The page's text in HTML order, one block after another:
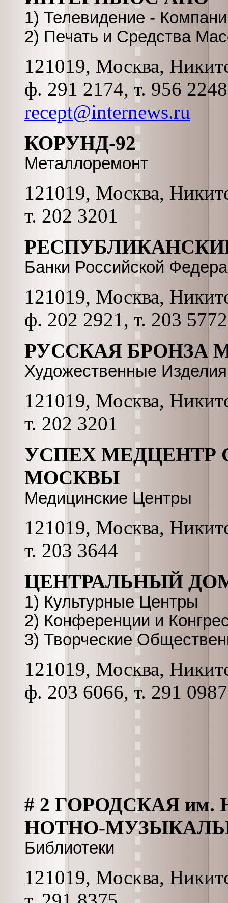
1) Телевидение -
2) Печать и Средства
121019, Москва,
ф. 291 2174, т. 956
recept@internews.ru
КОРУНД-92
Металлоремонт
121019, Москва,
т. 202 3201
Банки Российской
121019, Москва,
ф. 202 2921, т. 203 5772
РУССКАЯ БРОНЗА
Художественные
121019, Москва,
т. 202 3201
УСПЕХ МЕДЦЕНТР
МОСКВЫ
Медицинские Центры
121019, Москва,
т. 203 3644
ЦЕНТРАЛЬНЫЙ
1) Культурные Центры
2) Конференции и
3) Творческие
121019, Москва,
ф. 203 6066, т. 291 0987
# 2 ГОРОДСКАЯ
НОТНО-
Библиотеки
121019, Москва,